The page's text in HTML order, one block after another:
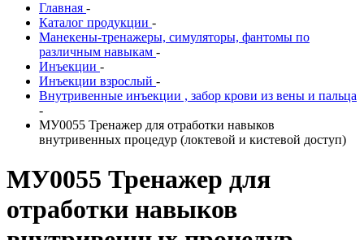
Главная -
Каталог продукции -
Манекены-тренажеры, симуляторы, фантомы по
различным навыкам -
Инъекции -
Инъекции взрослый -
Внутривенные инъекции , забор крови из вены и пальца
-
МУ0055 Тренажер для отработки навыков
внутривенных процедур (локтевой и кистевой доступ)
МУ0055 Тренажер для
отработки навыков